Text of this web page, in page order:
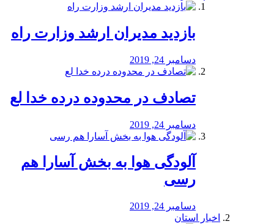
بازدید مدیران ارشد وزارت راه
دسامبر 24, 2019
تصادف در محدوده درده خدا لع
دسامبر 24, 2019
آلودگی هوا به بخش آسارا هم
رسی
دسامبر 24, 2019
اخبار استان